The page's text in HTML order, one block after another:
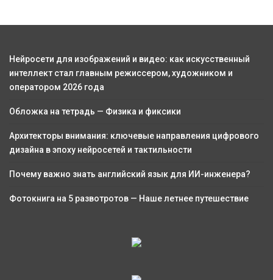
Нейросети для изображений и видео: как искусственный
интеллект стал главным режиссером, художником и
оператором 2026 года
Обложка на тетрадь — Физика и фиксики
Архитекторы внимания: ключевые направления цифрового
дизайна в эпоху нейросетей и тактильности
Почему важно знать английский язык для ИИ-инженера?
Фотокнига на 5 развотротов — Наше летнее путешествие